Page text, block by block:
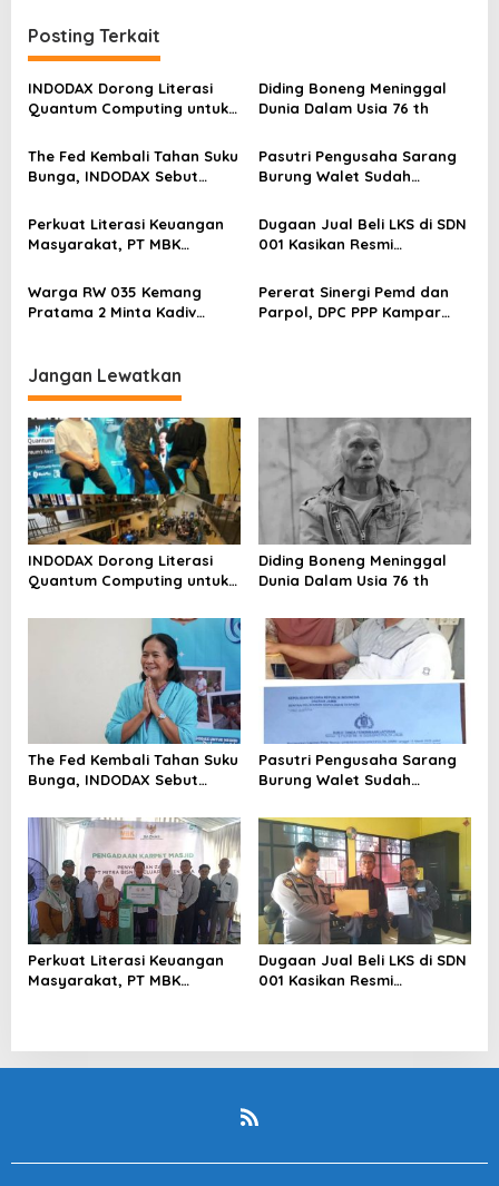
g
a
s
p
s
Posting Terkait
INDODAX Dorong Literasi
Quantum Computing untuk
Blockchain
Diding Boneng Meninggal
Dunia Dalam Usia 76 th
The Fed Kembali Tahan Suku
Bunga, INDODAX Sebut
Sentimen Pasar
Pasutri Pengusaha Sarang
Burung Walet Sudah
Pelapor Desak Polda Jambi
Segera Lakukan Penahanan
Perkuat Literasi Keuangan
Masyarakat, PT MBK
Karpet Masjid di Pakuhaji
Dugaan Jual Beli LKS di SDN
001 Kasikan Resmi
Kampar, Pemred – Pimum
Metroterkini.id Desak Usut
Kasus Ini
Warga RW 035 Kemang
Pratama 2 Minta Kadiv
Metro Bekasi Kota
Pererat Sinergi Pemd dan
Parpol, DPC PPP Kampar
Jangan Lewatkan
INDODAX Dorong Literasi
Quantum Computing untuk
Blockchain
Diding Boneng Meninggal
Dunia Dalam Usia 76 th
The Fed Kembali Tahan Suku
Bunga, INDODAX Sebut
Sentimen Pasar
Pasutri Pengusaha Sarang
Burung Walet Sudah
Pelapor Desak Polda Jambi
Segera Lakukan Penahanan
Perkuat Literasi Keuangan
Masyarakat, PT MBK
Dugaan Jual Beli LKS di SDN
001 Kasikan Resmi